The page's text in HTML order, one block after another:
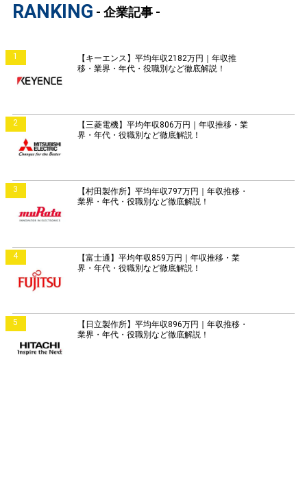
RANKING - 企業記事 -
1
【キーエンス】平均年収2182万円｜年収推
移・業界・年代・役職別など徹底解説！
2
【三菱電機】平均年収806万円｜年収推移・業
界・年代・役職別など徹底解説！
3
【村田製作所】平均年収797万円｜年収推移・
業界・年代・役職別など徹底解説！
4
【富士通】平均年収859万円｜年収推移・業
界・年代・役職別など徹底解説！
5
【日立製作所】平均年収896万円｜年収推移・
業界・年代・役職別など徹底解説！